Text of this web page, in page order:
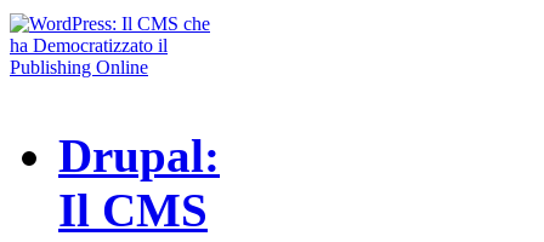
Drupal:
Il CMS